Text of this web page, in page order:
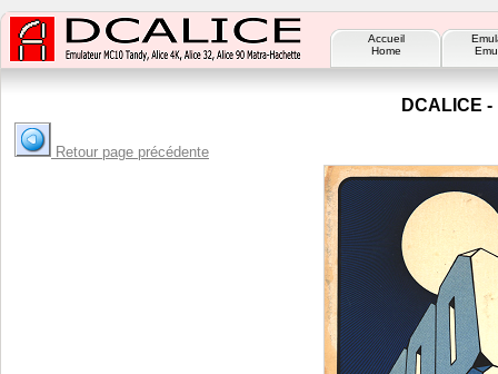
Accueil
Home
DCALICE
Retour page précédente